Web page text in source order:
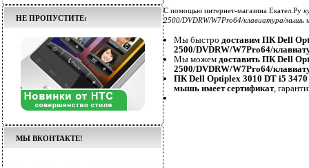
НЕ ПРОПУСТИТЕ:
МЫ ВКОНТАКТЕ!
С помощью интернет-магазина Екател.Ру
2500/DVDRW/W7Pro64/клавиатура/мышь
Мы быстро доставим ПК Dell
2500/DVDRW/W7Pro64/
Мы можем доставить ПК Dell
2500/DVDRW/W7Pro64/
ПК Dell Optiplex 3010 DT i5
мышь имеет сертификат,